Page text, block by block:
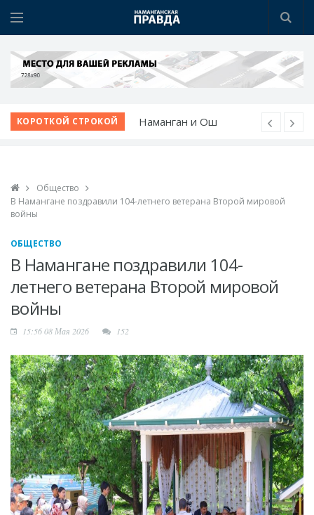
КОРОТКОЙ СТРОКОЙ
расширяют деловое
Янгикурган готовится
24/7: новая улица для
жизни и бизнеса
Открылся новый
Общество
В Намангане поздравили 104-летнего ветерана Второй мировой
войны
ОБЩЕСТВО
В Намангане поздравили 104-
летнего ветерана Второй мировой
войны
15:56 08 Мая 2026 152